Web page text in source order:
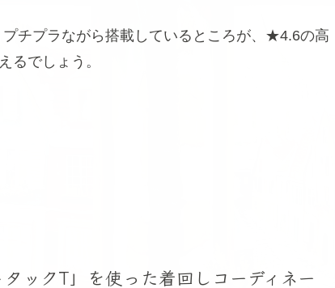
チプラながら搭載しているところが、★4.6の高
るでしょう。
ックT」を使った着回しコーディネー